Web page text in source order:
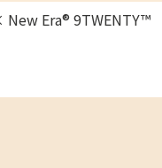
Era® 9TWENTY™